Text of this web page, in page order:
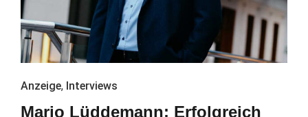
Anzeige, Interviews
Mario Lüddemann: Erfolgreich